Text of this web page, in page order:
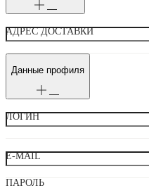
АДРЕС ДОСТАВКИ
Данные профиля
ЛОГИН
E-MAIL
ПАРОЛЬ